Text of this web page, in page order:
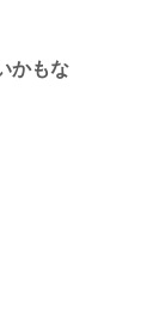
かもな